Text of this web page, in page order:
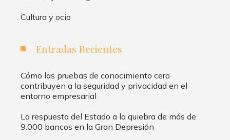
Cultura y ocio
Entradas Recientes
Cómo las pruebas de conocimiento cero
contribuyen a la seguridad y privacidad en el
entorno empresarial
La respuesta del Estado a la quiebra de más de
9.000 bancos en la Gran Depresión